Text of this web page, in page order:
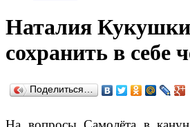
Наталия
сохранить в себе
Поделиться…